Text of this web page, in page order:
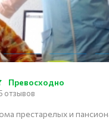
престарелых и
Превосходно
отзывов